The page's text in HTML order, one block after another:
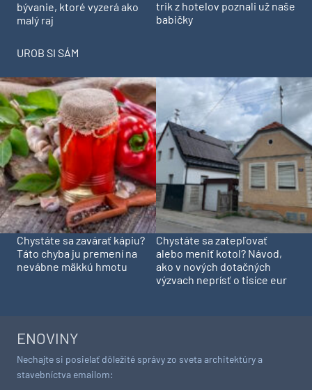
bývanie, ktoré vyzerá ako
malý raj
trik z hotelov poznali už naše
babičky
UROB SI SÁM
Chystáte sa zavárať kápiu?
Táto chyba ju premení na
nevábne mäkkú hmotu
Chystáte sa zatepľovať
alebo meniť kotol? Návod,
ako v nových dotačných
výzvach neprísť o tisíce eur
ENOVINY
Nechajte si posielať dôležité správy zo sveta architektúry a
stavebníctva emailom: